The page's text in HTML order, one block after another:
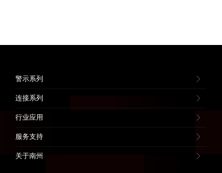
警示系列
连接系列
行业应用
服务支持
关于南州